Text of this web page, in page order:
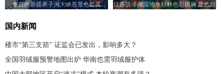
冬日的新疆果子沟大峡谷景色壮美
江苏洪泽湖湿地水杉林色彩斑斓 景色如
国内新闻
楼市“第三支箭” 证监会已发出，影响多大？
全国羽绒服预警地图出炉 华南也需羽绒服护体